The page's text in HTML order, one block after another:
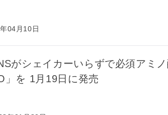
04月10日
がシェイカーいらずで必須アミ
」を 1月19日に発売